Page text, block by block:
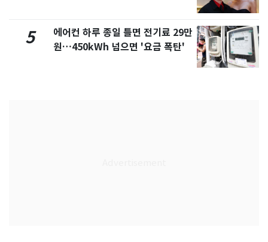
5
에어컨 하루 종일 틀면 전기료 29만
원…450kWh 넘으면 '요금 폭탄'